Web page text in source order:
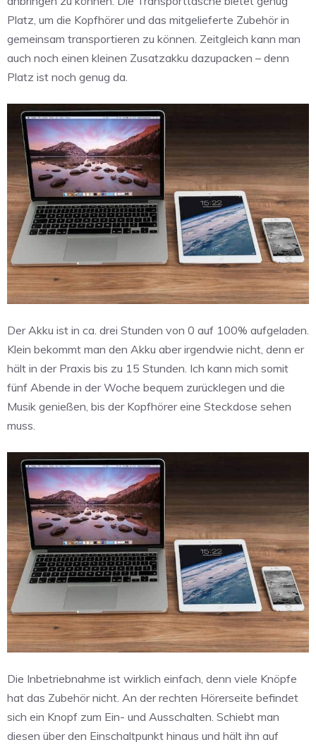
Platz, um die Kopfhörer und das mitgelieferte Zubehör in
gemeinsam transportieren zu können. Zeitgleich kann man
auch noch einen kleinen Zusatzakku dazupacken – denn
Platz ist noch genug da.
Der Akku ist in ca. drei Stunden von 0 auf 100% aufgeladen.
Klein bekommt man den Akku aber irgendwie nicht, denn er
hält in der Praxis bis zu 15 Stunden. Ich kann mich somit
fünf Abende in der Woche bequem zurücklegen und die
Musik genießen, bis der Kopfhörer eine Steckdose sehen
muss.
Die Inbetriebnahme ist wirklich einfach, denn viele Knöpfe
hat das Zubehör nicht. An der rechten Hörerseite befindet
sich ein Knopf zum Ein- und Ausschalten. Schiebt man
diesen über den Einschaltpunkt hinaus und hält ihn auf